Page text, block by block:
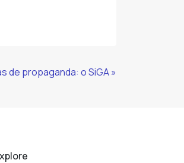
de propaganda: o SiGA »